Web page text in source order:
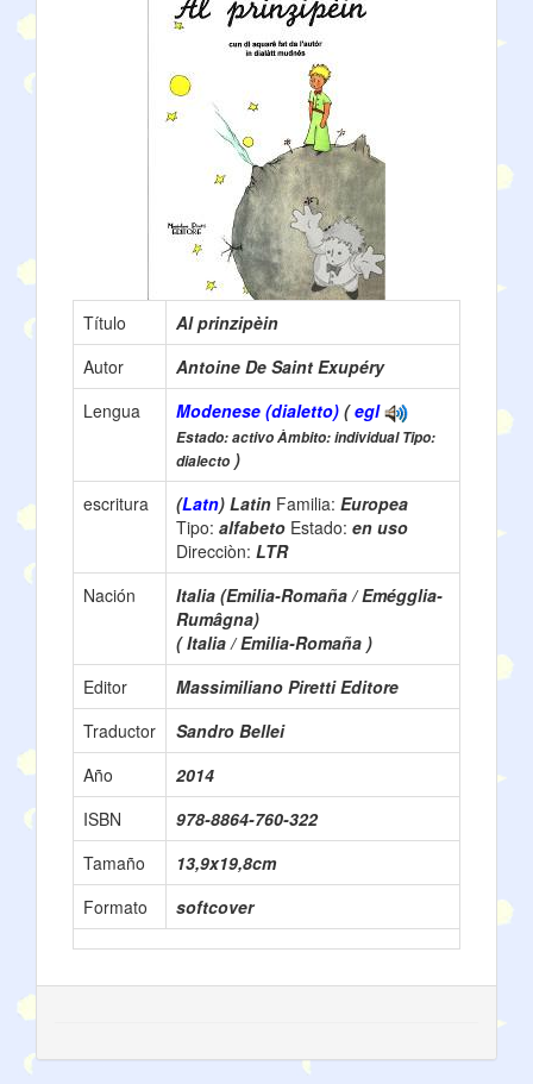
Título
Al prinzipèin
Autor
Antoine De Saint Exupéry
Lengua
Modenese (dialetto) (egl
Estado: activo Àmbito: individual Tipo:
dialecto )
escritura
(Latn) Latin Familia: Europea
Tipo: alfabeto Estado: en uso
Direcciòn: LTR
Nación
Italia (Emilia-Romaña / Emégglia-
Rumâgna)
( Italia / Emilia-Romaña )
Editor
Massimiliano Piretti Editore
Traductor
Sandro Bellei
Año
2014
ISBN
978-8864-760-322
Tamaño
13,9x19,8cm
Formato
softcover